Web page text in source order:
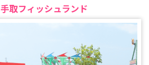
手取フィッシュランド